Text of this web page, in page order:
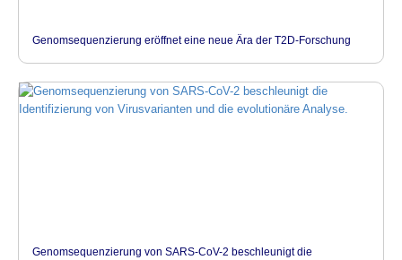
Genomsequenzierung eröffnet eine neue Ära der T2D-Forschung
Genomsequenzierung von SARS-CoV-2 beschleunigt die